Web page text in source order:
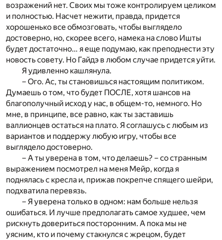
возражений нет. Своих мы тоже контролируем целиком
и полностью. Насчет нежити, правда, придется
хорошенько все обмозговать, чтобы выглядело
достоверно, но, скорее всего, намека на слово Ишты
будет достаточно… я еще подумаю, как преподнести эту
новость совету. Но Гайдэ в любом случае придется уйти.
Я удивленно кашлянула.
– Ого. Ас, ты становишься настоящим политиком.
Думаешь о том, что будет ПОСЛЕ, хотя шансов на
благополучный исход у нас, в общем-то, немного. Но
мне, в принципе, все равно, как ты заставишь
валлионцев остаться на плато. Я соглашусь с любым из
вариантов и поддержу любую игру, чтобы все
выглядело достоверно.
– А ты уверена в том, что делаешь? – со странным
выражением посмотрел на меня Мейр, когда я
поднялась с кресла и, прижав покрепче спящего шейри,
подхватила перевязь.
– Я уверена только в одном: нам больше нельзя
ошибаться. И лучше предполагать самое худшее, чем
рискнуть довериться посторонним. А пока мы не
уясним, кто и почему стакнулся с жрецом, будет